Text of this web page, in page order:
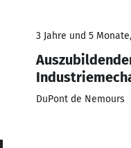
3 Jahre und 5
DuPont de Nemours